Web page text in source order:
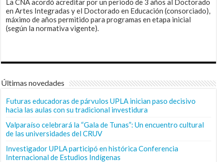
en Artes Integradas y el Doctorado en Educación (consorciado),
máximo de años permitido para programas en etapa inicial
(según la normativa vigente).
Últimas novedades
Futuras educadoras de párvulos UPLA inician paso decisivo
hacia las aulas con su tradicional investidura
Valparaíso celebrará la “Gala de Tunas”: Un encuentro cultural
de las universidades del CRUV
Investigador UPLA participó en histórica Conferencia
Internacional de Estudios Indígenas